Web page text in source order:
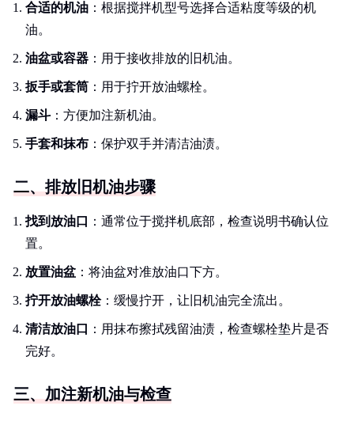
合适的机油 ：根据搅拌机型号选择合适粘度等级的机
油。
油盆或容器 ：用于接收排放的旧机油。
扳手或套筒 ：用于拧开放油螺栓。
漏斗 ：方便加注新机油。
手套和抹布 ：保护双手并清洁油渍。
二、排放旧机油步骤
找到放油口
：通常位于搅拌机底部，检查说明书确认位
置。
放置油盆 ：将油盆对准放油口下方。
拧开放油螺栓：缓慢拧开，让旧机油完全流出。
清洁放油口
：用抹布擦拭残留油渍，检查螺栓垫片是否
完好。
三、加注新机油与检查